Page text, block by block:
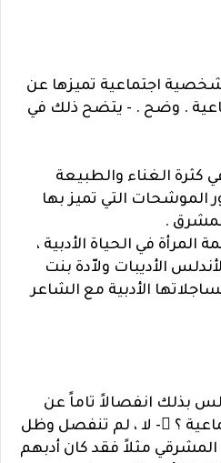
شخصية اجتماعية تميزها عن
. وضح . - يتضح ذلك في
كثرة الغناء والطبيعة
الموشحات التي تميز بها
.
المرأة في الحياة الأدبية ،
الأديبات ولاّدة بنت
الأدبية مع الشاعر
بذلك انفصالاً تاماً عن
المشرق في حياتها الاجتماعية ؟ - لا ، لم تنفصل وظل
المشرقي مثلاً فقد كان أدبهم